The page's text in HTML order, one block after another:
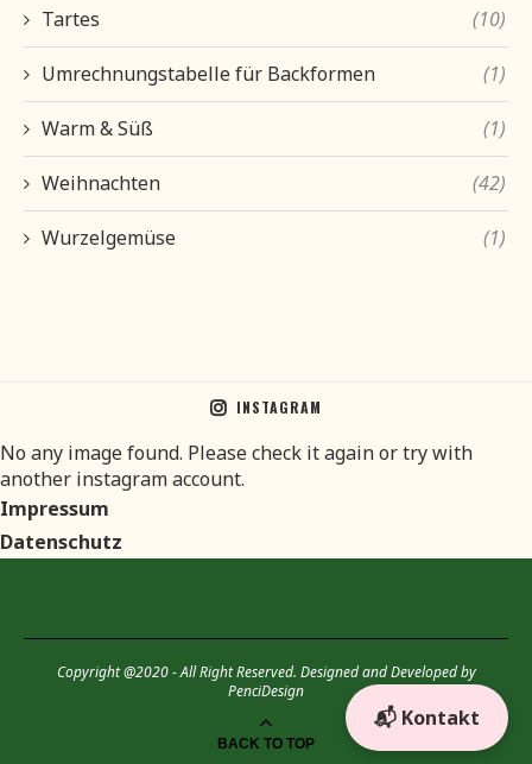
📬 Kontakt
Tartes (10)
Umrechnungstabelle für Backformen (1)
Warm & Süß (1)
Weihnachten (42)
Wurzelgemüse (1)
INSTAGRAM
No any image found. Please check it again or try with
another instagram account.
Impressum
Datenschutz
Copyright @2020 - All Right Reserved. Designed and Developed by
PenciDesign
BACK TO TOP